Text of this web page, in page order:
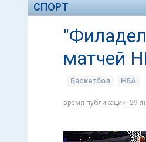
СПОРТ
матчей
Баскетбол НБА
время публикации: 29